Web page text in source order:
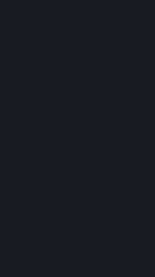
哪些链接被打开等相关信息
送的商业信息，您可以随时
在您接受客户支持服务时，
提供本政策中未明确提及的
密码成功登录账户而投诉，
（二） 改进我们的内容和服
订单信息、
您启动平台时向您展示您可
搜索时向您展示您可能希望
了改进内容和服务的质量的
如通过自动电子交互收集的
我们也将通过我们的网站和